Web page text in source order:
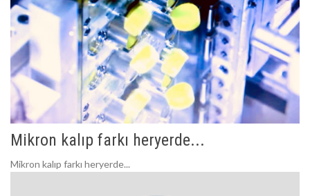
Mikron kalıp farkı heryerde...
Mikron kalıp farkı heryerde...